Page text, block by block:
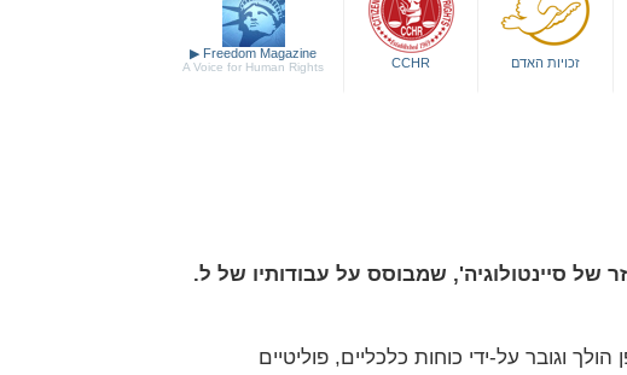
זכויות האדם CCHR
Freedom Magazine
▶
A Voice for Human Rights
של סיינטולוגיה', שמבוסס על עבודותיו של ל.
וגובר על-ידי כוחות כלכליים, פוליטיים